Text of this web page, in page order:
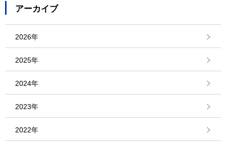
アーカイブ
2026年
2025年
2024年
2023年
2022年